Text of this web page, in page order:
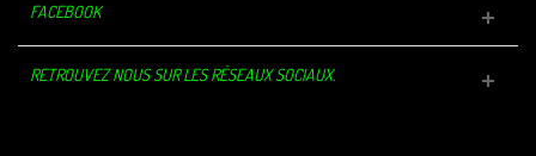
FACEBOOK
RETROUVEZ NOUS SUR LES RÉSEAUX SOCIAUX.